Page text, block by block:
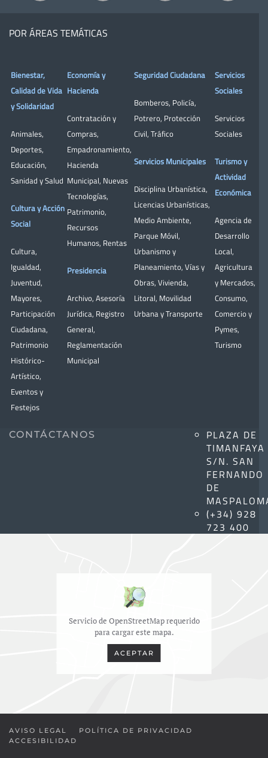
POR ÁREAS TEMÁTICAS
Bienestar,
Calidad de Vida
y Solidaridad
Animales,
Deportes,
Educación,
Sanidad y Salud
Cultura y Acción
Social
Cultura,
Igualdad,
Juventud,
Mayores,
Participación
Ciudadana,
Patrimonio
Histórico-
Artístico,
Eventos y
Festejos
Economía y
Hacienda
Contratación y
Compras,
Empadronamiento,
Hacienda
Municipal, Nuevas
Tecnologías,
Patrimonio,
Recursos
Humanos, Rentas
Presidencia
Archivo, Asesoría
Jurídica, Registro
General,
Reglamentación
Municipal
Seguridad Ciudadana
Bomberos, Policía,
Potrero, Protección
Civil, Tráfico
Servicios Municipales
Disciplina Urbanística,
Licencias Urbanísticas,
Medio Ambiente,
Parque Móvil,
Urbanismo y
Planeamiento, Vías y
Obras, Vivienda,
Litoral, Movilidad
Urbana y Transporte
Servicios
Sociales
Servicios
Sociales
Turismo y
Actividad
Económica
Agencia de
Desarrollo
Local,
Agricultura
y Mercados,
Consumo,
Comercio y
Pymes,
Turismo
CONTÁCTANOS
PLAZA DE
TIMANFAYA
S/N. SAN
FERNANDO
DE
(+34) 928
723 400
Servicio de OpenStreetMap requerido
para cargar este mapa.
ACEPTAR
AVISO LEGAL
POLÍTICA DE PRIVACIDAD
ACCESIBILIDAD